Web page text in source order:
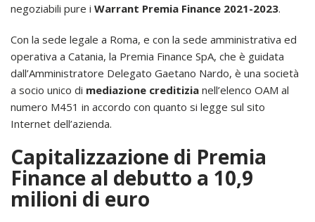
negoziabili pure i Warrant Premia Finance 2021-2023.
Con la sede legale a Roma, e con la sede amministrativa ed
operativa a Catania, la Premia Finance SpA, che è guidata
dall’Amministratore Delegato Gaetano Nardo, è una società
a socio unico di mediazione creditizia nell’elenco OAM al
numero M451 in accordo con quanto si legge sul sito
Internet dell’azienda.
Capitalizzazione di Premia
Finance al debutto a 10,9
milioni di euro